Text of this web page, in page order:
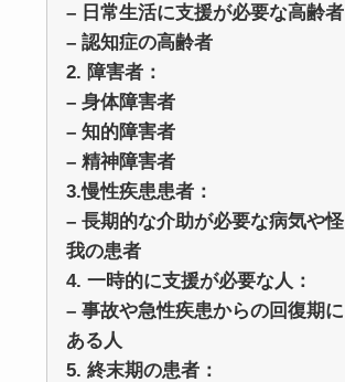
– 日常生活に支援が必要な高齢者
– 認知症の高齢者
2. 障害者：
– 身体障害者
– 知的障害者
– 精神障害者
3.慢性疾患患者：
– 長期的な介助が必要な病気や怪
我の患者
4. 一時的に支援が必要な人：
– 事故や急性疾患からの回復期に
ある人
5. 終末期の患者：